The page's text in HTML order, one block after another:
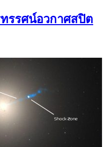
รรศน์อวกาศสปิต